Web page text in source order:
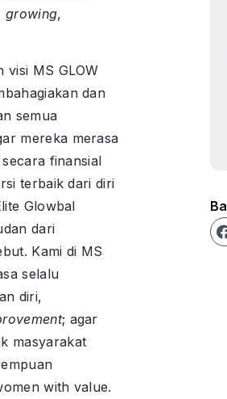
growing,
visi MS GLOW
dan
semua
mereka merasa
finansial
terbaik dari diri
Glowbal
dari
Kami di MS
selalu
diri,
; agar
masyarakat
with value.